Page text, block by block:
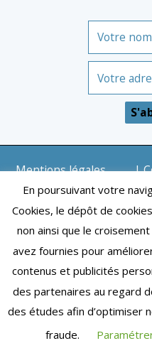
Mentions légales
|
| Copyright © 2024 –
En poursuivant votre
Cookies, le dépôt de
non ainsi que le
avez fournies pour
contenus et publicités
des partenaires au regard
des études afin d’optimiser
fraude.